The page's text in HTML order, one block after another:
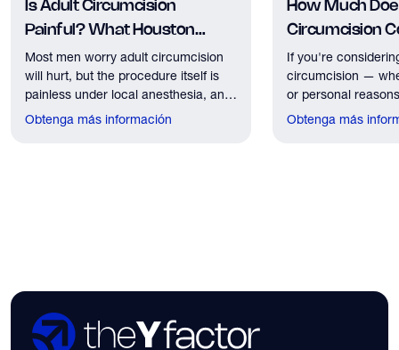
Is Adult Circumcision
Painful? What Houston
Patients Should Expect
Most men worry adult circumcision
will hurt, but the procedure itself is
painless under local anesthesia, and
recovery discomfort is mild and short
Obtenga más información
How Much
Circumcision
Houston?
If you're
circumcision —
or personal
the first practical
Obtenga más